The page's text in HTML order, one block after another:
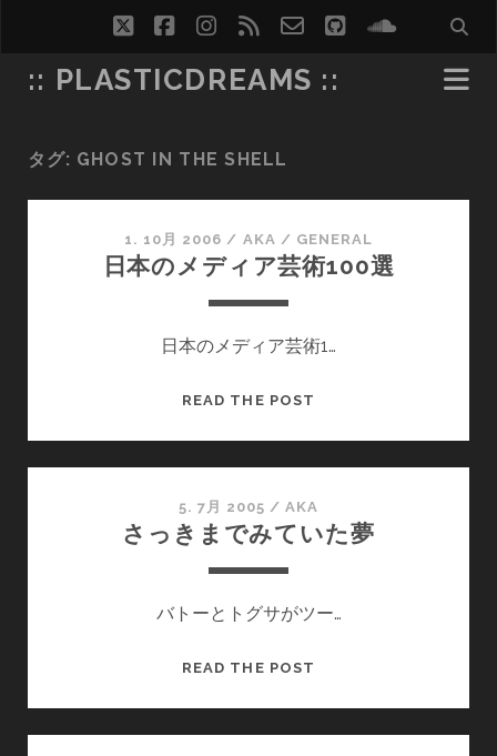
twitterfacebookinstagram
rss email-
form
github
:: PLASTICDREAMS ::
タグ: GHOST IN THE SHELL
1. 10月 2006 / AKA / GENERAL
日本のメディア芸術100選
日本のメディア芸術1…
READ THE POST
デ
ィ
術
5. 7月 2005 /AKA
さっきまでみていた夢
バトーとトグサがツー…
READ THE POST